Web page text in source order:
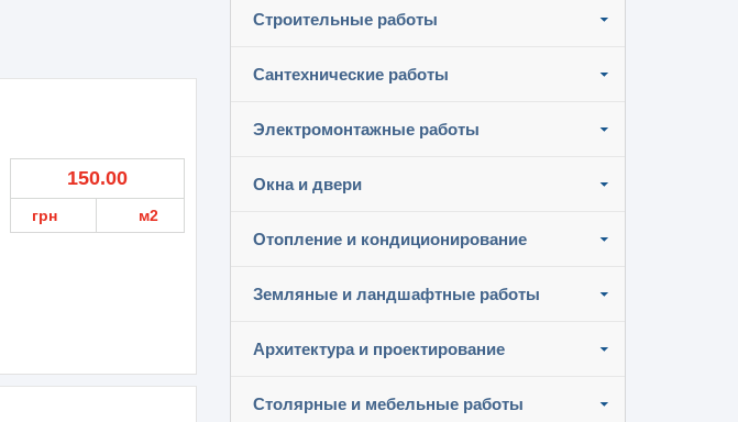
Строительные работы
Сантехнические работы
Электромонтажные работы
Окна и двери
Отопление и кондиционирование
Земляные и ландшафтные работы
Архитектура и проектирование
Столярные и мебельные работы
150.00
грн м2